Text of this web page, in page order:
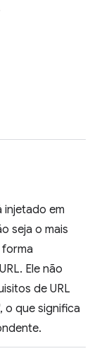
injetado em
seja o mais
Ele não
de URL
o que significa